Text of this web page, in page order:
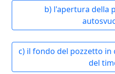
b) l'apertura della
c) il fondo del pozzetto in
del